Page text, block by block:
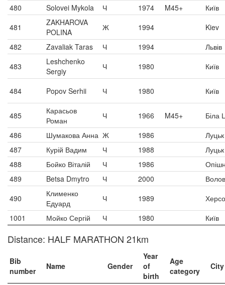
480
Solovei Mykola Ч 1974 M45+
Київ
481
ZAKHAROVA
POLINA
Ж 1994
Kiev
482
Zavaliak Taras Ч 1994
Львів
483
Leshchenko
Sergiy
Ч 1980 Київ
484 Popov Serhii Ч 1980 Київ
485
Карасьов
Роман
Ч 1966 M45+
Біла
486
Шумакова Анна Ж 1986
Луцьк
487
Курій Вадим Ч 1988
Луцьк
488
Бойко Віталій Ч 1986
489
Betsa Dmytro Ч 2000
490
Клименко
Едуард
Ч 1989
1001
Мойко Сергій Ч 1980 Київ
Distance: HALF MARATHON 21km
Bib
number
Name Gender
Year
of
birth
Age
category
City